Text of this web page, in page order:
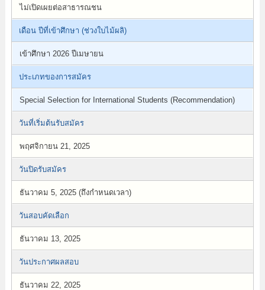
ไม่เปิดเผยต่อสาธารณชน
เดือน ปีที่เข้าศึกษา (ช่วงใบไม้ผลิ)
เข้าศึกษา 2026 ปีเมษายน
ประเภทของการสมัคร
Special Selection for International Students (Recommendation)
วันที่เริ่มต้นรับสมัคร
พฤศจิกายน 21, 2025
วันปิดรับสมัคร
ธันวาคม 5, 2025 (ถึงกำหนดเวลา)
วันสอบคัดเลือก
ธันวาคม 13, 2025
วันประกาศผลสอบ
ธันวาคม 22, 2025